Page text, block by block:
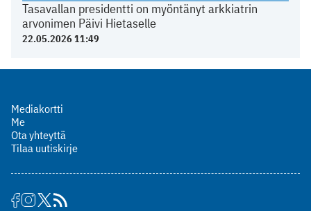
Tasavallan presidentti on myöntänyt arkkiatrin
arvonimen Päivi Hietaselle
22.05.2026 11:49
Mediakortti
Me
Ota yhteyttä
Tilaa uutiskirje